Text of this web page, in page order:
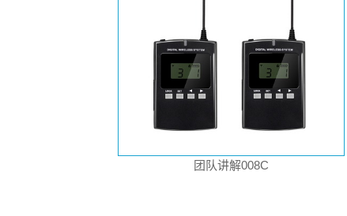
团队讲解008C